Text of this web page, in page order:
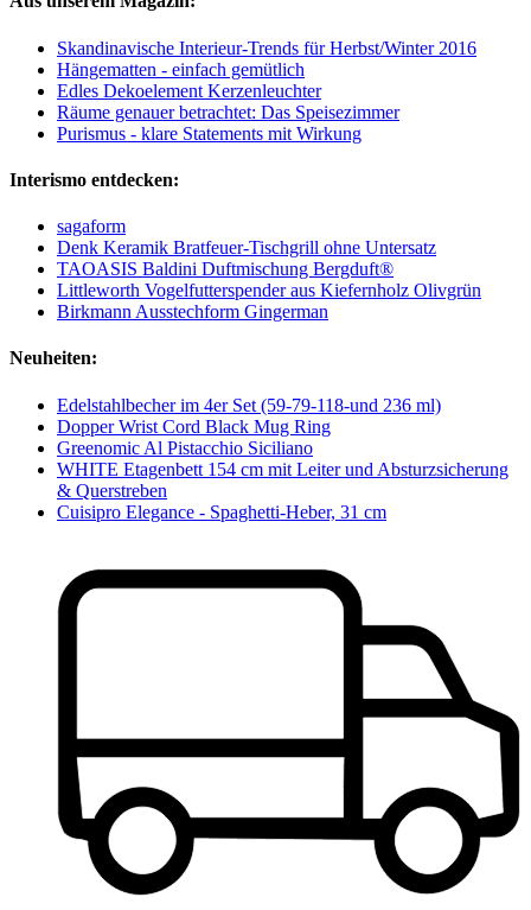
Skandinavische Interieur-Trends für Herbst/Winter 2016
Hängematten - einfach gemütlich
Edles Dekoelement Kerzenleuchter
Räume genauer betrachtet: Das Speisezimmer
Purismus - klare Statements mit Wirkung
Interismo entdecken:
sagaform
Denk Keramik Bratfeuer-Tischgrill ohne Untersatz
TAOASIS Baldini Duftmischung Bergduft®
Littleworth Vogelfutterspender aus Kiefernholz Olivgrün
Birkmann Ausstechform Gingerman
Neuheiten:
Edelstahlbecher im 4er Set (59-79-118-und 236 ml)
Dopper Wrist Cord Black Mug Ring
Greenomic Al Pistacchio Siciliano
WHITE Etagenbett 154 cm mit Leiter und Absturzsicherung
& Querstreben
Cuisipro Elegance - Spaghetti-Heber, 31 cm